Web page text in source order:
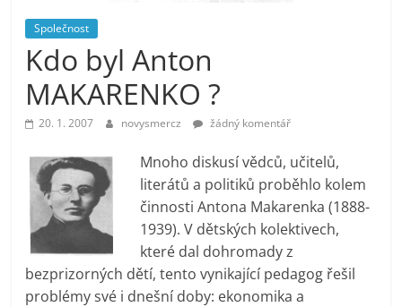
Společnost
Kdo byl Anton
MAKARENKO ?
20. 1. 2007 novysmercz žádný komentář
Mnoho diskusí vědců, učitelů,
literátů a politiků proběhlo kolem
činnosti Antona Makarenka (1888-
1939). V dětských kolektivech,
které dal dohromady z
bezprizorných dětí, tento vynikající pedagog řešil
problémy své i dnešní doby: ekonomika a